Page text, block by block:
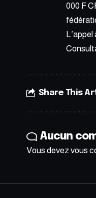
000 F
Share This
Aucun
Vous devez vous